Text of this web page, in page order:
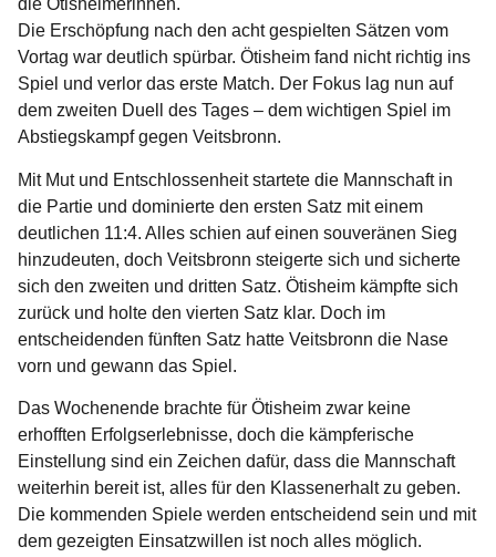
die Ötisheimerinnen.
Die Erschöpfung nach den acht gespielten Sätzen vom
Vortag war deutlich spürbar. Ötisheim fand nicht richtig ins
Spiel und verlor das erste Match. Der Fokus lag nun auf
dem zweiten Duell des Tages – dem wichtigen Spiel im
Abstiegskampf gegen Veitsbronn.
Mit Mut und Entschlossenheit startete die Mannschaft in
die Partie und dominierte den ersten Satz mit einem
deutlichen 11:4. Alles schien auf einen souveränen Sieg
hinzudeuten, doch Veitsbronn steigerte sich und sicherte
sich den zweiten und dritten Satz. Ötisheim kämpfte sich
zurück und holte den vierten Satz klar. Doch im
entscheidenden fünften Satz hatte Veitsbronn die Nase
vorn und gewann das Spiel.
Das Wochenende brachte für Ötisheim zwar keine
erhofften Erfolgserlebnisse, doch die kämpferische
Einstellung sind ein Zeichen dafür, dass die Mannschaft
weiterhin bereit ist, alles für den Klassenerhalt zu geben.
Die kommenden Spiele werden entscheidend sein und mit
dem gezeigten Einsatzwillen ist noch alles möglich.